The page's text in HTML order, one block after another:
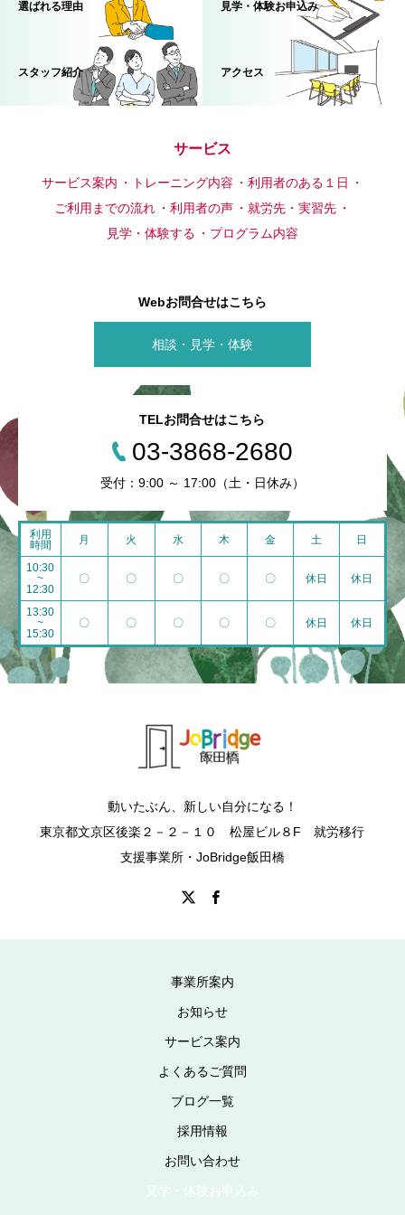
選ばれる理由 見学・体験お申込み
スタッフ紹介 アクセス
サービス
サービス案内 トレーニング内容
利用者のある１日
ご利用までの流れ
利用者の声
就労先・実習先
見学・体験する
プログラム内容
Webお問合せはこちら
相談・見学・体験
TELお問合せはこちら
03-3868-2680
受付：9:00 ～ 17:00（土・日休み）
利用
時間
月 火 水 木 金 土 日
10:30
~
12:30
〇 〇 〇 〇 〇 休日 休日
13:30
~
15:30
〇 〇 〇 〇 〇 休日 休日
動いたぶん、新しい自分になる！
東京都文京区後楽２－２－１０ 松屋ビル８F 就労移行
支援事業所・JoBridge飯田橋
事業所案内
お知らせ
サービス案内
よくあるご質問
ブログ一覧
採用情報
お問い合わせ
見学・体験お申込み